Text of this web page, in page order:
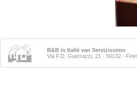
B&B in Italië van Servizissimo
Via F.D. Guerrazzi, 21 - 50132 -